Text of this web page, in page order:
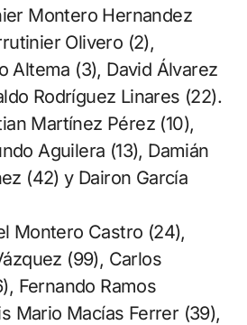
Montero Hernandez
Olivero (2),
Altema (3), David Álvarez
Rodríguez Linares (22).
Martínez Pérez (10),
Aguilera (13), Damián
(42) y Dairon García
Montero Castro (24),
(99), Carlos
Fernando Ramos
Mario Macías Ferrer (39),